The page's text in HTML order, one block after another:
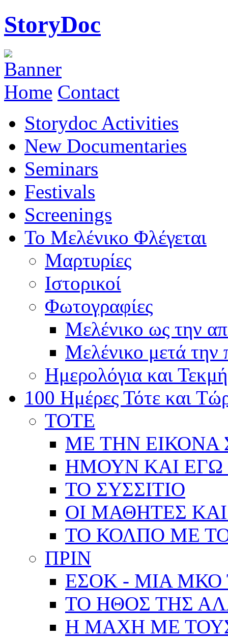
StoryDoc
Home Contact
Storydoc Activities
New Documentaries
Seminars
Festivals
Screenings
Το Μελένικο Φλέγεται
Μαρτυρίες
Ιστορικοί
Φωτογραφίες
Μελένικο ως την
Μελένικο μετά
Ημερολόγια και
100 Ημέρες Τότε και
ΤΟΤΕ
ΜΕ ΤΗΝ ΕΙΚΟΝΑ
ΗΜΟΥΝ ΚΑΙ ΕΓΩ
ΤΟ ΣΥΣΣΙΤΙΟ
ΟΙ ΜΑΘΗΤΕΣ
ΤΟ ΚΟΛΠΟ ΜΕ
ΠΡΙΝ
ΕΣΟΚ - ΜΙΑ
ΤΟ ΗΘΟΣ ΤΗΣ
Η ΜΑΧΗ ΜΕ